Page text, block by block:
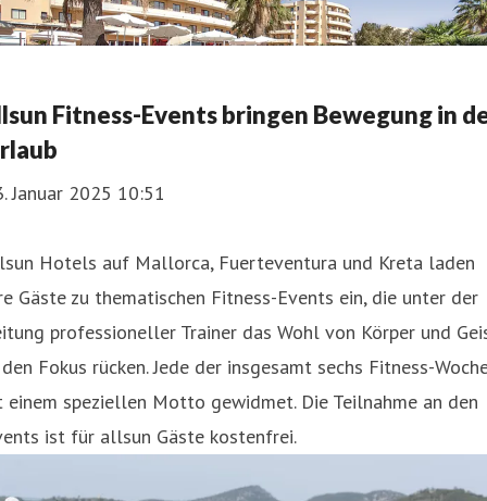
Fitness-Events bringen Bewegung in
Januar 2025 10:51
Hotels auf Mallorca, Fuerteventura und Kreta laden
Gäste zu thematischen Fitness-Events ein, die unter der
professioneller Trainer das Wohl von Körper und
Fokus rücken. Jede der insgesamt sechs Fitness-
einem speziellen Motto gewidmet. Die Teilnahme an den
ist für allsun Gäste kostenfrei.